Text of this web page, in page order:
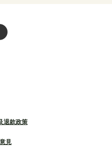
退款政策
見